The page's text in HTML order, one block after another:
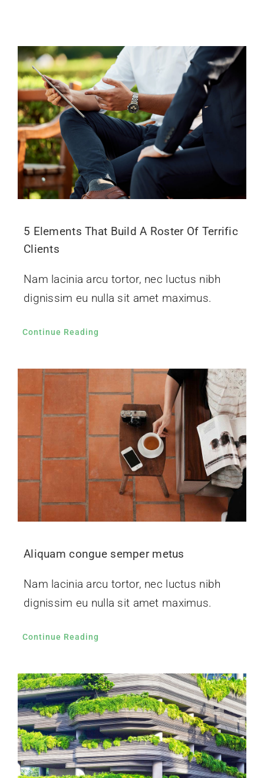
5 Elements That Build A Roster Of Terrific
Clients
Nam lacinia arcu tortor, nec luctus nibh
dignissim eu nulla sit amet maximus.
Continue Reading
Aliquam congue semper metus
Nam lacinia arcu tortor, nec luctus nibh
dignissim eu nulla sit amet maximus.
Continue Reading